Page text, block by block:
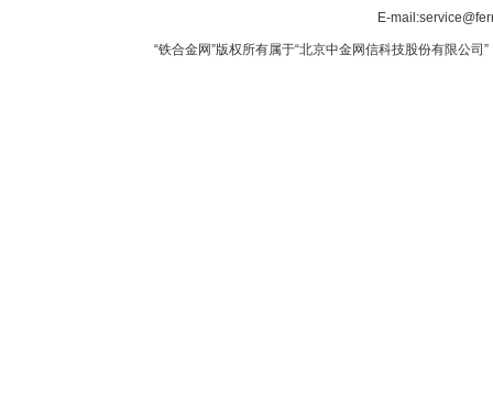
E-
“铁合金网”版权所有属于“北京中金网信科技股份有限公司